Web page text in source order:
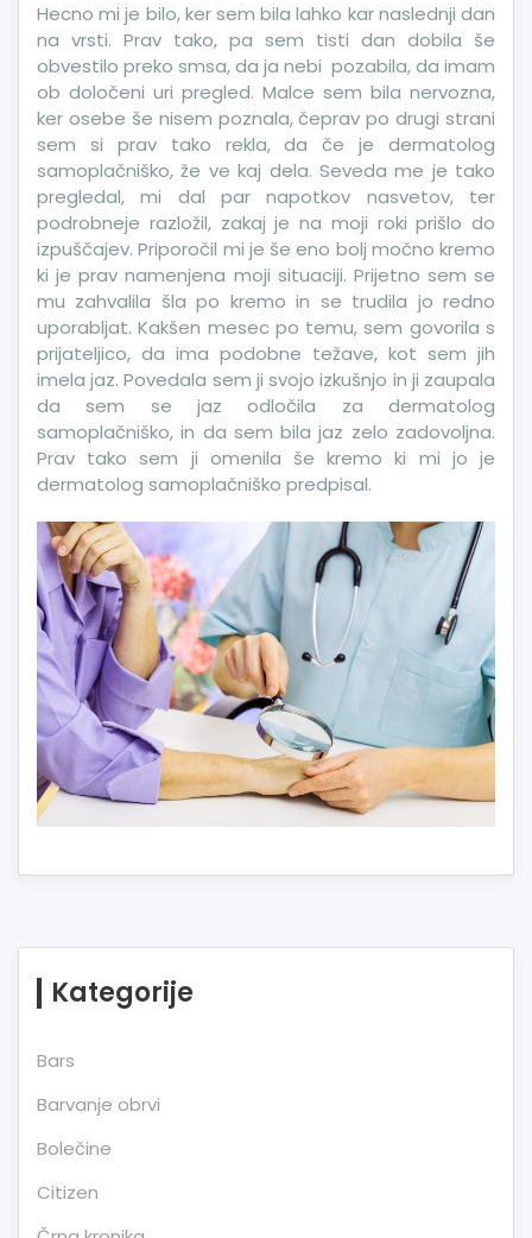
Hecno mi je bilo, ker sem bila lahko kar naslednji dan
na vrsti. Prav tako, pa sem tisti dan dobila še
obvestilo preko smsa, da ja nebi pozabila, da imam
ob določeni uri pregled. Malce sem bila nervozna,
ker osebe še nisem poznala, čeprav po drugi strani
sem si prav tako rekla, da če je dermatolog
samoplačniško, že ve kaj dela. Seveda me je tako
pregledal, mi dal par napotkov nasvetov, ter
podrobneje razložil, zakaj je na moji roki prišlo do
izpuščajev. Priporočil mi je še eno bolj močno kremo
ki je prav namenjena moji situaciji. Prijetno sem se
mu zahvalila šla po kremo in se trudila jo redno
uporabljat. Kakšen mesec po temu, sem govorila s
prijateljico, da ima podobne težave, kot sem jih
imela jaz. Povedala sem ji svojo izkušnjo in ji zaupala
da sem se jaz odločila za dermatolog
samoplačniško, in da sem bila jaz zelo zadovoljna.
Prav tako sem ji omenila še kremo ki mi jo je
dermatolog samoplačniško predpisal.
Kategorije
Bars
Barvanje obrvi
Bolečine
Citizen